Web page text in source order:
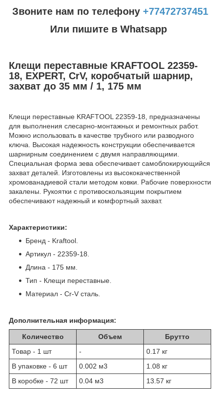
Звоните нам по телефону +77472737451
Или пишите в Whatsapp
Клещи переставные KRAFTOOL 22359-
18, EXPERT, CrV, коробчатый шарнир,
захват до 35 мм / 1, 175 мм
Клещи переставные KRAFTOOL 22359-18, предназначены
для выполнения слесарно-монтажных и ремонтных работ.
Можно использовать в качестве трубного или разводного
ключа. Высокая надежность конструкции обеспечивается
шарнирным соединением с двумя направляющими.
Специальная форма зева обеспечивает самоблокирующийся
захват деталей. Изготовлены из высококачественной
хромованадиевой стали методом ковки. Рабочие поверхности
закалены. Рукоятки с противоскользящим покрытием
обеспечивают надежный и комфортный захват.
Характеристики:
Бренд - Kraftool.
Артикул - 22359-18.
Длина - 175 мм.
Тип - Клещи переставные.
Материал - Cr-V сталь.
Дополнительная информация:
Количество Объем
Брутто
Товар - 1 шт
-
0.17 кг
В упаковке - 6 шт
0.002 м3
1.08 кг
В коробке - 72 шт
0.04 м3 13.57 кг